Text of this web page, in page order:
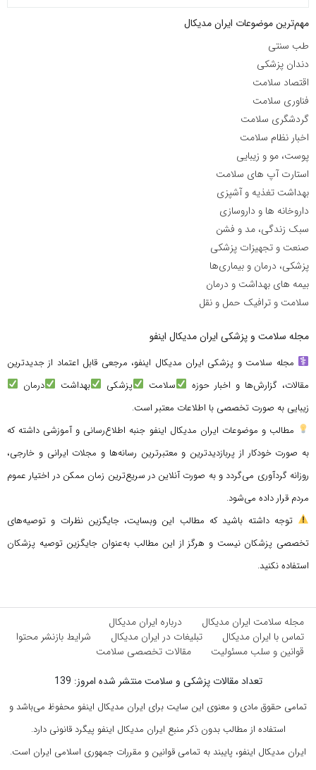
مهم‌ترین موضوعات ایران مدیکال
طب سنتی
دندان پزشکی
اقتصاد سلامت
فناوری سلامت
گردشگری سلامت
اخبار نظام سلامت
پوست، مو و زیبایی
استارت آپ های سلامت
بهداشت تغذیه و آشپزی
داروخانه ها و داروسازی
سبک زندگی، مد و فشن
صنعت و تجهیزات پزشکی
پزشکی، درمان و بیماری‌ها
بیمه های بهداشت و درمان
سلامت و ترافیک حمل و نقل
مجله سلامت و پزشکی ایران مدیکال اینفو
مجله سلامت و پزشکی ایران مدیکال اینفو، مرجعی قابل اعتماد از جدیدترین
مقالات، گزارش‌ها و اخبار حوزه
سلامت پزشکی بهداشت
درمان
زیبایی به صورت تخصصی با اطلاعات معتبر است.
مطالب و موضوعات ایران مدیکال اینفو جنبه اطلاع‌رسانی و آموزشی داشته که
به صورت خودکار از پربازدیدترین و معتبرترین رسانه‌ها و مجلات ایرانی و خارجی،
روزانه گردآوری می‌گردد و به صورت آنلاین در سریع‌ترین زمان ممکن در اختیار عموم
مردم قرار داده می‌شود.
توجه داشته باشید که مطالب این وبسایت، جایگزین نظرات و توصیه‌های
تخصصی پزشکان نیست و هرگز از این مطالب به‌عنوان جایگزین توصیه پزشکان
استفاده نکنید.
مجله سلامت ایران مدیکال
درباره ایران مدیکال
تماس با ایران مدیکال
تبلیغات در ایران مدیکال
شرایط بازنشر محتوا
قوانین و سلب مسئولیت
مقالات تخصصی سلامت
تعداد مقالات پزشکی و سلامت منتشر شده امروز: 139
تمامی حقوق مادی و معنوی این سایت برای ایران مدیکال اینفو محفوظ می‌باشد و
استفاده از مطالب بدون ذکر منبع ایران مدیکال اینفو پیگرد قانونی دارد.
ایران مدیکال اینفو، پایبند به تمامی قوانین و مقررات جمهوری اسلامی ایران است.